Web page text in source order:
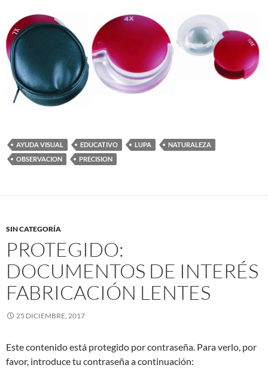
AYUDA VISUAL EDUCATIVO LUPA
NATURALEZA
OBSERVACION
PRECISION
SIN CATEGORÍA
PROTEGIDO:
DOCUMENTOS DE INTERÉS
FABRICACIÓN LENTES
25 DICIEMBRE, 2017
Este contenido está protegido por contraseña. Para verlo, por
favor, introduce tu contraseña a continuación: